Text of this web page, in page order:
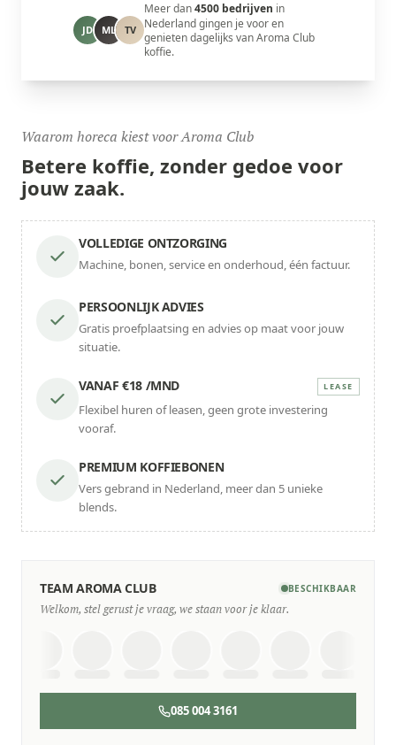
JD ML TV
Meer dan4500 bedrijven in
Nederland gingen je voor en
genieten dagelijks van Aroma Club
koffie.
Waarom horeca kiest voor Aroma Club
Betere koffie, zonder gedoe voor
jouw zaak.
VOLLEDIGE ONTZORGING
Machine, bonen, service en onderhoud, één factuur.
PERSOONLIJK ADVIES
Gratis proefplaatsing en advies op maat voor jouw
situatie.
VANAF €18 /MND LEASE
Flexibel huren of leasen, geen grote investering
vooraf.
PREMIUM KOFFIEBONEN
Vers gebrand in Nederland, meer dan 5 unieke
blends.
TEAM AROMA CLUB BESCHIKBAAR
Welkom, stel gerust je vraag, we staan voor je klaar.
085 004 3161